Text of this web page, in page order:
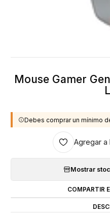
Mouse Gamer
Debes comprar un mínimo
Agregar
Mostrar
COMPARTIR